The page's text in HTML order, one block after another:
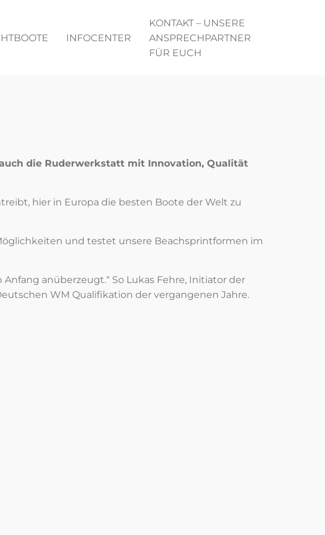
INFOCENTER
KONTAKT – UNSERE
ANSPRECHPARTNER
FÜR EUCH
die Ruderwerkstatt mit Innovation, Qualität
hier in Europa die besten Boote der Welt zu
und testet unsere Beachsprintformen im
anüberzeugt.“ So Lukas Fehre, Initiator der
WM Qualifikation der vergangenen Jahre.